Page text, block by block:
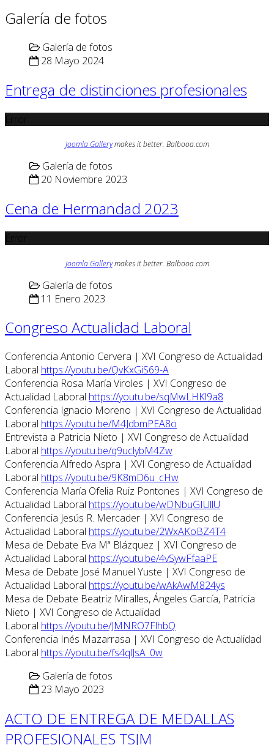
Galería de fotos
Galería de fotos
28 Mayo 2024
Entrega de distinciones profesionales
Joomla Gallerymakes it better. Balbooa.com
Galería de fotos
20 Noviembre 2023
Cena de Hermandad 2023
Joomla Gallerymakes it better. Balbooa.com
Galería de fotos
11 Enero 2023
Congreso Actualidad Laboral
Conferencia Antonio Cervera | XVI Congreso de Actualidad
Laboral https://youtu.be/QvKxGiS69-A
Conferencia Rosa María Viroles | XVI Congreso de
Actualidad Laboral https://youtu.be/sqMwLHKl9a8
Conferencia Ignacio Moreno | XVI Congreso de Actualidad
Laboral https://youtu.be/M4JdbmPEA8o
Entrevista a Patricia Nieto | XVI Congreso de Actualidad
Laboral https://youtu.be/q9uclybM4Zw
Conferencia Alfredo Aspra | XVI Congreso de Actualidad
Laboral https://youtu.be/9K8mD6u_cHw
Conferencia María Ofelia Ruiz Pontones | XVI Congreso de
Actualidad Laboral https://youtu.be/wDNbuGIUllU
Conferencia Jesús R. Mercader | XVI Congreso de
Actualidad Laboral https://youtu.be/2WxAKoBZ4T4
Mesa de Debate Eva Mª Blázquez | XVI Congreso de
Actualidad Laboral https://youtu.be/4vSywFfaaPE
Mesa de Debate José Manuel Yuste | XVI Congreso de
Actualidad Laboral https://youtu.be/wAkAwM824ys
Mesa de Debate Beatriz Miralles, Ángeles García, Patricia
Nieto | XVI Congreso de Actualidad
Laboral https://youtu.be/JMNRO7FlhbQ
Conferencia Inés Mazarrasa | XVI Congreso de Actualidad
Laboral https://youtu.be/fs4qlJsA_0w
Galería de fotos
23 Mayo 2023
ACTO DE ENTREGA DE MEDALLAS
PROFESIONALES TSJM